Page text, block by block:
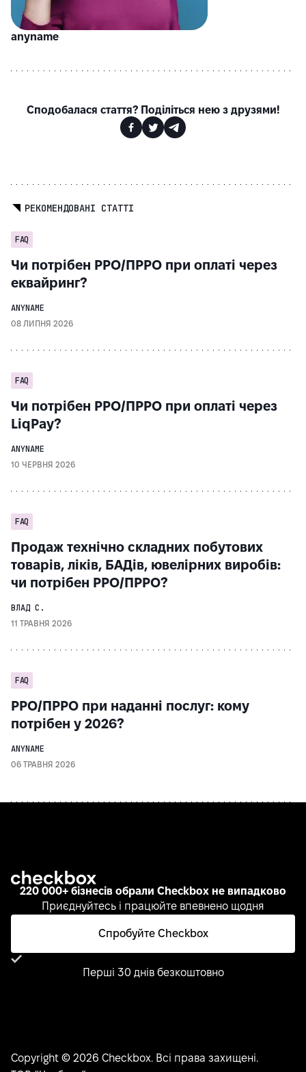
anyname
Сподобалася стаття? Поділіться нею з друзями!
РЕКОМЕНДОВАНІ СТАТТІ
FAQ
Чи потрібен РРО/ПРРО при оплаті через
еквайринг?
ANYNAME
08 ЛИПНЯ 2026
FAQ
Чи потрібен РРО/ПРРО при оплаті через
LiqPay?
ANYNAME
10 ЧЕРВНЯ 2026
FAQ
Продаж технічно складних побутових
товарів, ліків, БАДів, ювелірних виробів:
чи потрібен РРО/ПРРО?
ВЛАД С.
11 ТРАВНЯ 2026
FAQ
РРО/ПРРО при наданні послуг: кому
потрібен у 2026?
ANYNAME
06 ТРАВНЯ 2026
220 000+ бізнесів обрали Checkbox не випадково
Приєднуйтесь і працюйте впевнено щодня
Спробуйте Checkbox
Перші 30 днів безкоштовно
Copyright © 2026 Checkbox. Всі права захищені.